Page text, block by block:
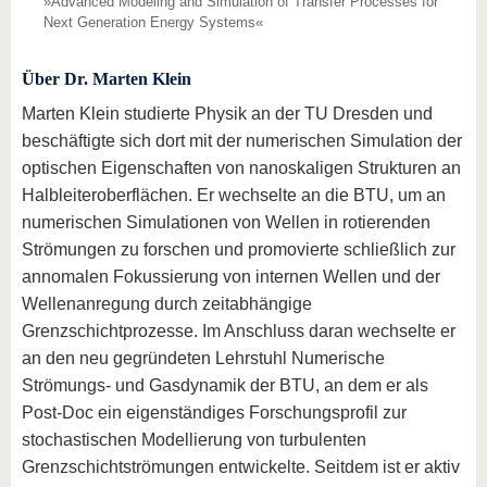
Next Generation Energy Systems«
Über Dr. Marten Klein
Marten Klein studierte Physik an der TU Dresden und
beschäftigte sich dort mit der numerischen Simulation der
optischen Eigenschaften von nanoskaligen Strukturen an
Halbleiteroberflächen. Er wechselte an die BTU, um an
numerischen Simulationen von Wellen in rotierenden
Strömungen zu forschen und promovierte schließlich zur
annomalen Fokussierung von internen Wellen und der
Wellenanregung durch zeitabhängige
Grenzschichtprozesse. Im Anschluss daran wechselte er
an den neu gegründeten Lehrstuhl Numerische
Strömungs- und Gasdynamik der BTU, an dem er als
Post-Doc ein eigenständiges Forschungsprofil zur
stochastischen Modellierung von turbulenten
Grenzschichtströmungen entwickelte. Seitdem ist er aktiv